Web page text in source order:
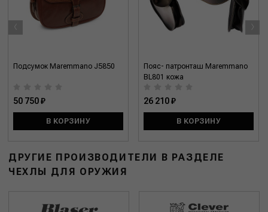
Подсумок Maremmano J5850
50 750 ₽
В КОРЗИНУ
Пояс- патронташ Maremmano
BL801 кожа
26 210 ₽
В КОРЗИНУ
‹ ›
ДРУГИЕ ПРОИЗВОДИТЕЛИ В РАЗДЕЛЕ
ЧЕХЛЫ ДЛЯ ОРУЖИЯ